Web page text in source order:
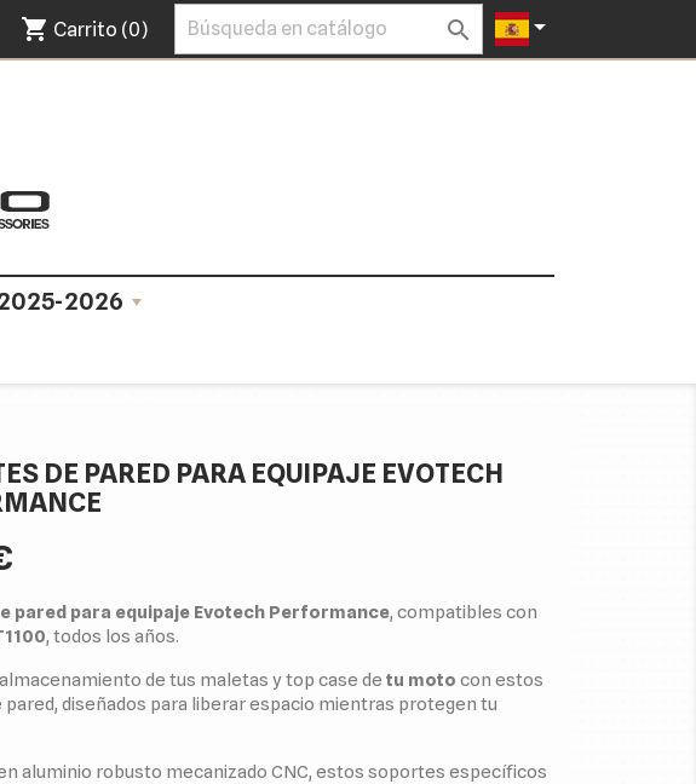
shopping_cart Carrito (0)  
2026
DE PARED PARA EQUIPAJE EVOTECH
pared para equipaje Evotech Performance, compatibles con
, todos los años.
de tus maletas y top case de tu moto con estos
diseñados para liberar espacio mientras protegen tu
aluminio robusto mecanizado CNC, estos soportes específicos